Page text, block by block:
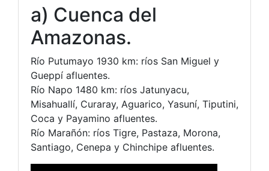
a) Cuenca del
Amazonas.
Río Putumayo 1930 km: ríos San Miguel y
Gueppí afluentes.
Río Napo 1480 km: ríos Jatunyacu,
Misahuallí, Curaray, Aguarico, Yasuní, Tiputini,
Coca y Payamino afluentes.
Río Marañón: ríos Tigre, Pastaza, Morona,
Santiago, Cenepa y Chinchipe afluentes.